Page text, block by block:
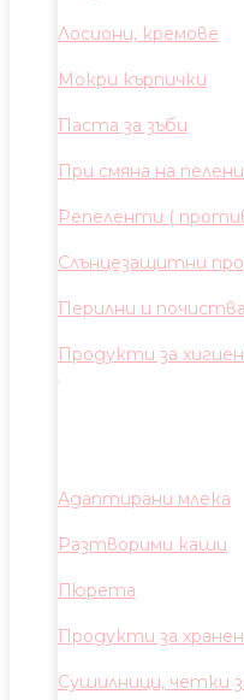
Лосиони, кремове
Мокри кърпички
Паста за зъби
При смяна на
Репеленти (
Слънцезащитни
Перилни и
Продукти за
Адаптирани млека
Разтворими каши
Пюрета
Продукти за
Сушилници, четки